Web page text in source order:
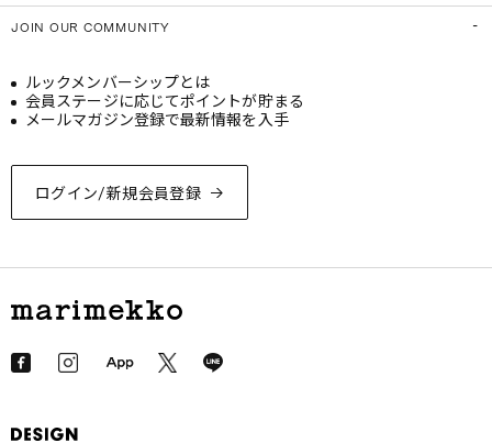
JOIN OUR COMMUNITY
ログイン/新規会員登録
ルックメンバーシップとは
会員ステージに応じてポイントが貯まる
メールマガジン登録で最新情報を入手